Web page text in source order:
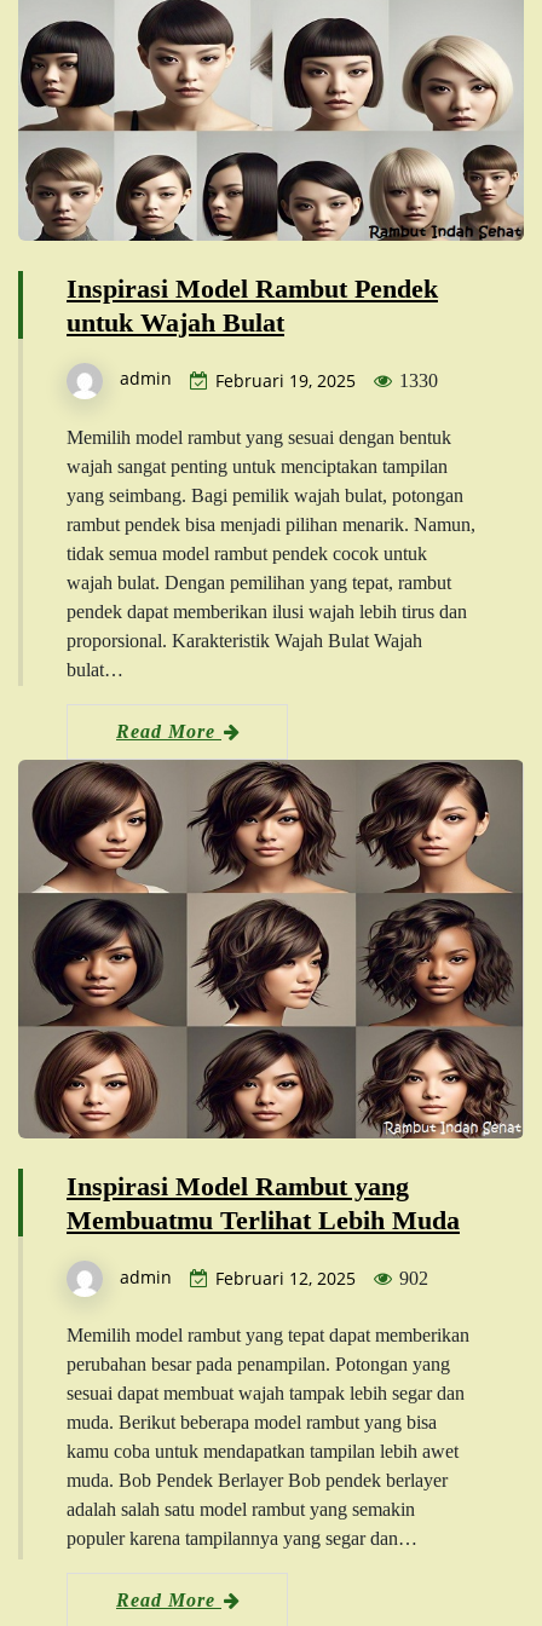
Inspirasi Model Rambut Pendek
untuk Wajah Bulat
admin Februari 19, 2025 1330
Memilih model rambut yang sesuai dengan bentuk
wajah sangat penting untuk menciptakan tampilan
yang seimbang. Bagi pemilik wajah bulat, potongan
rambut pendek bisa menjadi pilihan menarik. Namun,
tidak semua model rambut pendek cocok untuk
wajah bulat. Dengan pemilihan yang tepat, rambut
pendek dapat memberikan ilusi wajah lebih tirus dan
proporsional. Karakteristik Wajah Bulat Wajah
bulat…
Read More
Inspirasi Model Rambut yang
Membuatmu Terlihat Lebih Muda
admin Februari 12, 2025 902
Memilih model rambut yang tepat dapat memberikan
perubahan besar pada penampilan. Potongan yang
sesuai dapat membuat wajah tampak lebih segar dan
muda. Berikut beberapa model rambut yang bisa
kamu coba untuk mendapatkan tampilan lebih awet
muda. Bob Pendek Berlayer Bob pendek berlayer
adalah salah satu model rambut yang semakin
populer karena tampilannya yang segar dan…
Read More